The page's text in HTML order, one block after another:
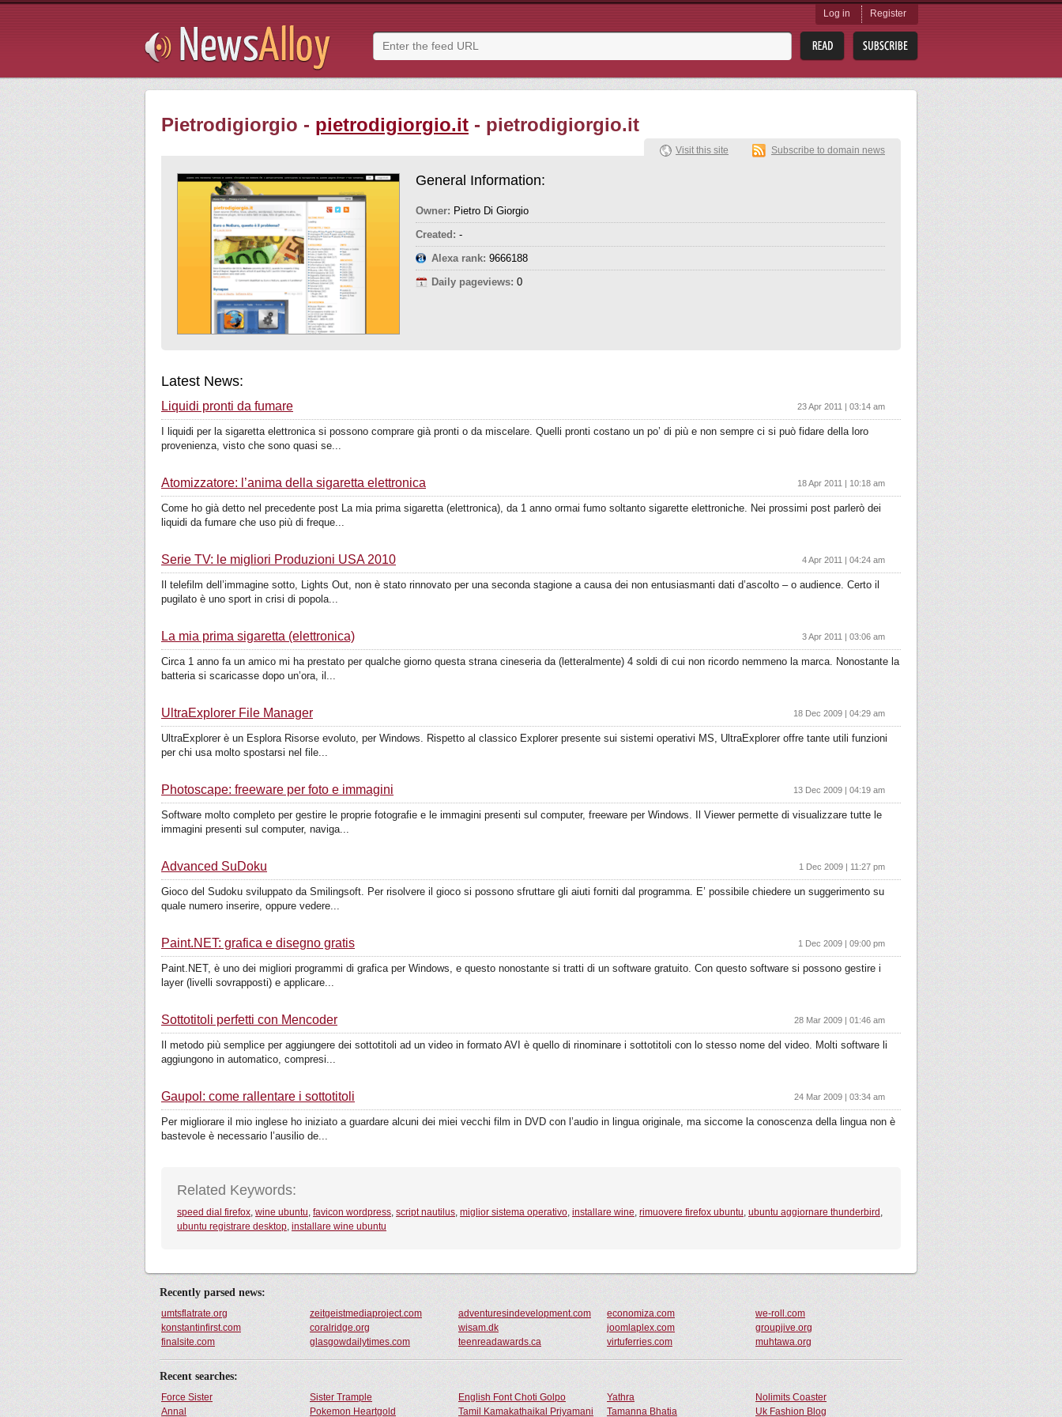
Log in Register
Pietrodigiorgio - pietrodigiorgio.it - pietrodigiorgio.it
General Information:
Owner: Pietro Di Giorgio
Created: -
Alexa rank: 9666188
Daily pageviews: 0
Visit this site Subscribe to domain news
Latest News:
Liquidi pronti da fumare 23 Apr 2011 | 03:14 am
I liquidi per la sigaretta elettronica si possono comprare già pronti o da miscelare. Quelli pronti costano un po’ di più e non sempre ci si può fidare della loro
provenienza, visto che sono quasi se...
Atomizzatore: l’anima della sigaretta elettronica 18 Apr 2011 | 10:18 am
Come ho già detto nel precedente post La mia prima sigaretta (elettronica), da 1 anno ormai fumo soltanto sigarette elettroniche. Nei prossimi post parlerò dei
liquidi da fumare che uso più di freque...
Serie TV: le migliori Produzioni USA 2010 4 Apr 2011 | 04:24 am
Il telefilm dell’immagine sotto, Lights Out, non è stato rinnovato per una seconda stagione a causa dei non entusiasmanti dati d’ascolto – o audience. Certo il
pugilato è uno sport in crisi di popola...
La mia prima sigaretta (elettronica) 3 Apr 2011 | 03:06 am
Circa 1 anno fa un amico mi ha prestato per qualche giorno questa strana cineseria da (letteralmente) 4 soldi di cui non ricordo nemmeno la marca. Nonostante la
batteria si scaricasse dopo un’ora, il...
UltraExplorer File Manager 18 Dec 2009 | 04:29 am
UltraExplorer è un Esplora Risorse evoluto, per Windows. Rispetto al classico Explorer presente sui sistemi operativi MS, UltraExplorer offre tante utili funzioni
per chi usa molto spostarsi nel file...
Photoscape: freeware per foto e immagini 13 Dec 2009 | 04:19 am
Software molto completo per gestire le proprie fotografie e le immagini presenti sul computer, freeware per Windows. Il Viewer permette di visualizzare tutte le
immagini presenti sul computer, naviga...
Advanced SuDoku 1 Dec 2009 | 11:27 pm
Gioco del Sudoku sviluppato da Smilingsoft. Per risolvere il gioco si possono sfruttare gli aiuti forniti dal programma. E’ possibile chiedere un suggerimento su
quale numero inserire, oppure vedere...
Paint.NET: grafica e disegno gratis 1 Dec 2009 | 09:00 pm
Paint.NET, è uno dei migliori programmi di grafica per Windows, e questo nonostante si tratti di un software gratuito. Con questo software si possono gestire i
layer (livelli sovrapposti) e applicare...
Sottotitoli perfetti con Mencoder 28 Mar 2009 | 01:46 am
Il metodo più semplice per aggiungere dei sottotitoli ad un video in formato AVI è quello di rinominare i sottotitoli con lo stesso nome del video. Molti software li
aggiungono in automatico, compresi...
Gaupol: come rallentare i sottotitoli 24 Mar 2009 | 03:34 am
Per migliorare il mio inglese ho iniziato a guardare alcuni dei miei vecchi film in DVD con l’audio in lingua originale, ma siccome la conoscenza della lingua non è
bastevole è necessario l’ausilio de...
Related Keywords:
speed dial firefox, wine ubuntu, favicon wordpress, script nautilus, miglior sistema operativo, installare wine, rimuovere firefox ubuntu, ubuntu aggiornare thunderbird ,
ubuntu registrare desktop, installare wine ubuntu
Recently parsed news:
umtsflatrate.org zeitgeistmediaproject.com adventuresindevelopment.com economiza.com
we-roll.com
konstantinfirst.com
coralridge.org wisam.dk joomlaplex.com
groupjive.org
finalsite.com
glasgowdailytimes.com teenreadawards.ca virtuferries.com muhtawa.org
Recent searches:
Force Sister Sister Trample English Font Choti Golpo Yathra
Nolimits Coaster
Annal
Pokemon Heartgold Tamil Kamakathaikal Priyamani Tamanna Bhatia Uk Fashion Blog